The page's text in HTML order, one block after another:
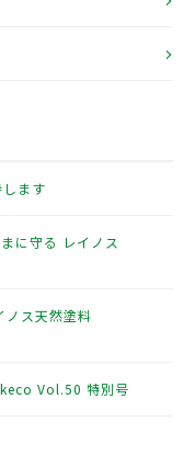
ます
に守る レイノス
ノス天然塗料
Vol.50 特別号